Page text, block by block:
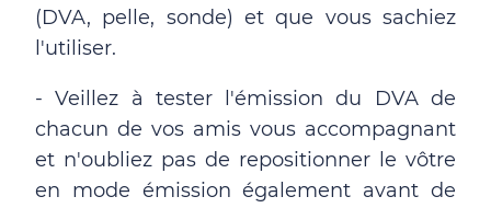
(DVA, pelle, sonde) et que vous sachiez
l'utiliser.
- Veillez à tester l'émission du DVA de
chacun de vos amis vous accompagnant
et n'oubliez pas de repositionner le vôtre
en mode émission également avant de